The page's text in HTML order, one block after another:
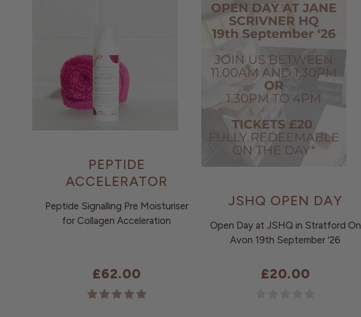
PEPTIDE
ACCELERATOR
Peptide Signalling Pre Moisturiser
for Collagen Acceleration
Prix
habituel
£62.00
JSHQ OPEN DAY
Open Day at JSHQ in Stratford On
Avon 19th September '26
Prix
£20.00